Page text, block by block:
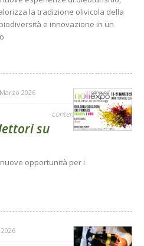
la tradizione olivicola della
e innovazione in un
2026
contenuto sponsorizzato
su
opportunità per i